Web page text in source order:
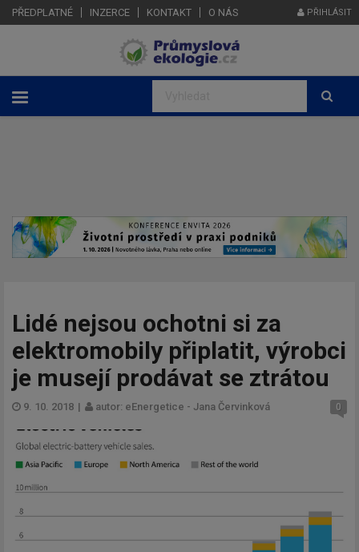
PŘEDPLATNÉ INZERCE KONTAKT O NÁS PŘIHLÁSIT
Lidé nejsou ochotni si za
elektromobily připlatit, výrobci
je musejí prodávat se ztrátou
9. 10. 2018 | autor: eEnergetice - Jana Červinková 0